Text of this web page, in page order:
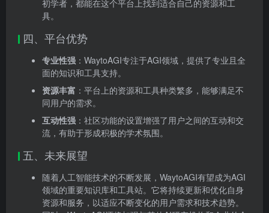
初学者，都能在这个平台上找到适合自己的资源和工
具。
四、平台优势
专业性强 ：WaytoAGI专注于AGI领域，提供了专业且全
面的知识和工具支持。
资源丰富 ：平台上的资源和工具种类繁多，能够满足不
同用户的需求。
互动性强 ：社区功能的设置增强了用户之间的互动和交
流，有助于形成积极的学术氛围。
五、未来展望
随着人工智能技术的不断发展，WaytoAGI有望成为AGI
领域的重要知识库和工具站。它将持续更新和优化自身
资源和服务，以适应不断变化的用户需求和技术趋势。